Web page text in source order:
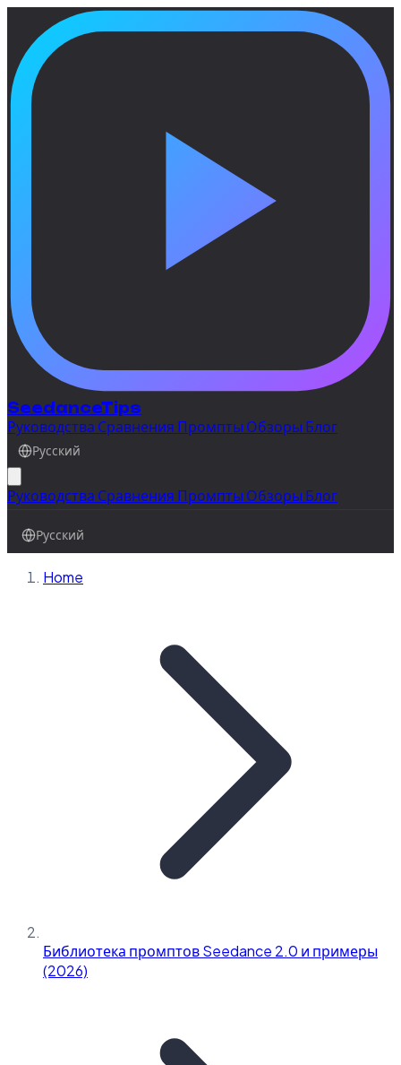
SeedanceTips
Руководства Сравнения Промпты Обзоры Блог
Русский
Руководства Сравнения Промпты Обзоры Блог
Русский
Home
Библиотека промптов Seedance 2.0 и примеры
(2026)